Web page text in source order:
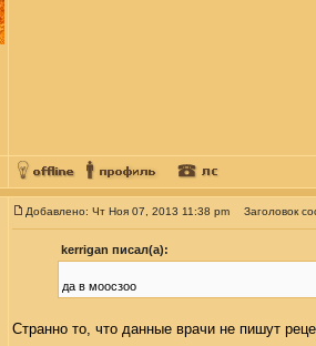
Добавлено: Чт Ноя 07, 2013 11:38 pm Заголовок
kerrigan писал(а):
да в моосзоо
Странно то, что данные врачи не пишут